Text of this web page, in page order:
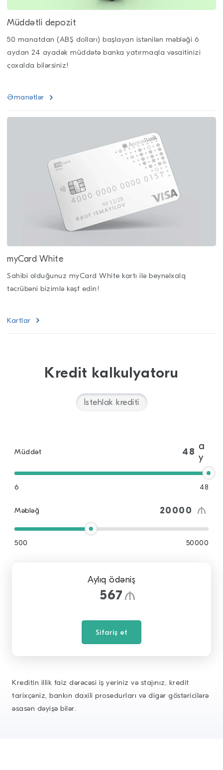
Müddətli depozit
50 manatdan (ABŞ dolları) başlayan istənilən məbləği 6
aydan 24 ayadək müddətə banka yatırmaqla vəsaitinizi
çoxalda bilərsiniz!
Əmanətlər
myCard White
Sahibi olduğunuz myCard White kartı ilə beynəlxalq
təcrübəni bizimlə kəşf edin!
Kartlar
Kredit kalkulyatoru
İstehlak krediti
Müddət
a
y
6 48
Məbləğ
500 50000
Aylıq ödəniş
567
Sifariş et
Kreditin illik faiz dərəcəsi iş yeriniz və stajınız, kredit
tarixçəniz, bankın daxili prosedurları və digər göstəricilərə
əsasən dəyişə bilər.